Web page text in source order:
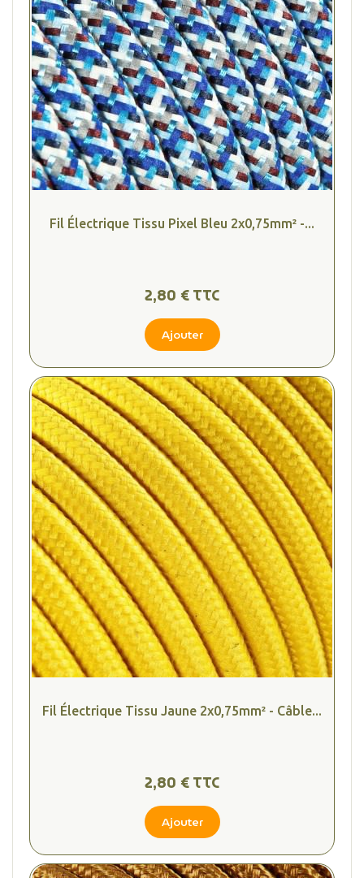
Fil Électrique Tissu Pixel Bleu 2x0,75mm² -...
2,80 € TTC
Ajouter
Fil Électrique Tissu Jaune 2x0,75mm² - Câble...
2,80 € TTC
Ajouter